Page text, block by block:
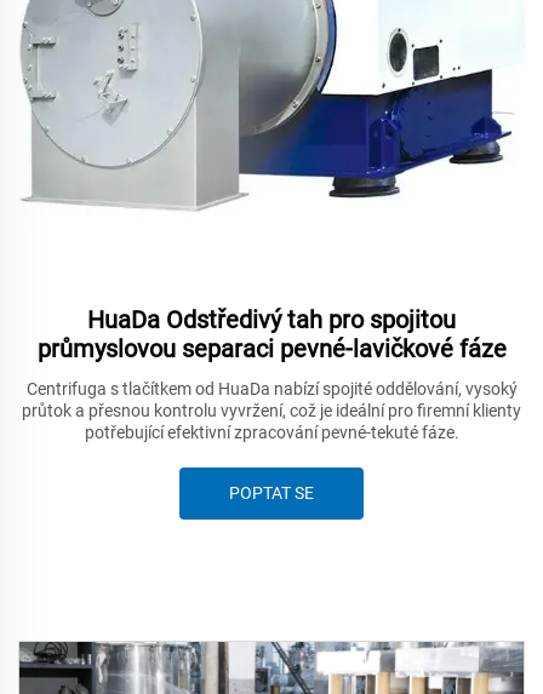
HuaDa Odstředivý tah pro spojitou
průmyslovou separaci pevné-lavičkové fáze
Centrifuga s tlačítkem od HuaDa nabízí spojité oddělování, vysoký
průtok a přesnou kontrolu vyvržení, což je ideální pro firemní klienty
potřebující efektivní zpracování pevné-tekuté fáze.
POPTAT SE